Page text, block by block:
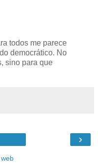
todos me parece
democrático. No
sino para que
›